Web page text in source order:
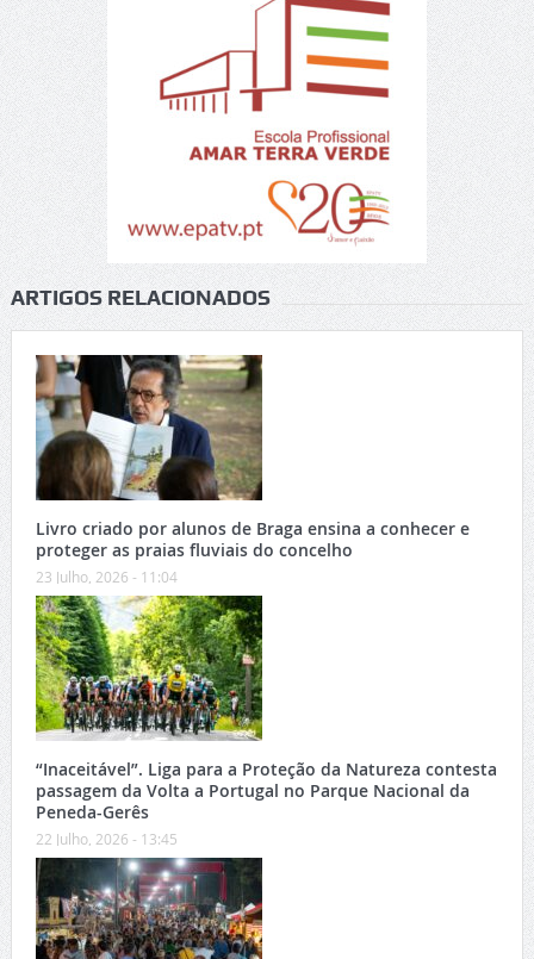
ARTIGOS RELACIONADOS
Livro criado por alunos de Braga ensina a conhecer e
proteger as praias fluviais do concelho
23 Julho, 2026 - 11:04
“Inaceitável”. Liga para a Proteção da Natureza contesta
passagem da Volta a Portugal no Parque Nacional da
Peneda-Gerês
22 Julho, 2026 - 13:45